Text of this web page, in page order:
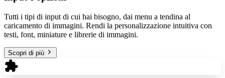
Tutti i tipi di input di cui hai bisogno, dai menu a tendina al
caricamento di immagini. Rendi la personalizzazione intuitiva con
testi, font, miniature e librerie di immagini.
Scopri di più